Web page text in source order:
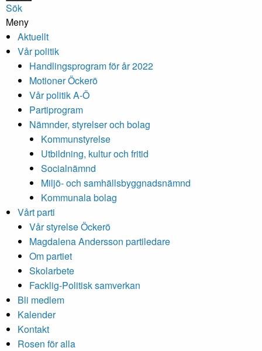
Sök
Meny
Aktuellt
Vår politik
Handlingsprogram för år 2022
Motioner Öckerö
Vår politik A-Ö
Partiprogram
Nämnder, styrelser och bolag
Kommunstyrelse
Utbildning, kultur och fritid
Socialnämnd
Miljö- och samhällsbyggnadsnämnd
Kommunala bolag
Vårt parti
Vår styrelse Öckerö
Magdalena Andersson partiledare
Om partiet
Skolarbete
Facklig-Politisk samverkan
Bli medlem
Kalender
Kontakt
Rosen för alla